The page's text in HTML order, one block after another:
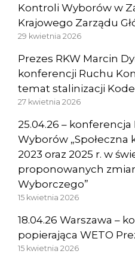
Kontroli Wyborów w
Krajowego Zarządu
29 kwietnia 2026
Prezes RKW Marcin
konferencji Ruchu
temat stalinizacji
27 kwietnia 2026
25.04.26 –
Wyborów
2023 oraz 2025 r. w
proponowanych
Wyborczego”
15 kwietnia 2026
18.04.26 Warszawa –
popierająca WETO
15 kwietnia 2026